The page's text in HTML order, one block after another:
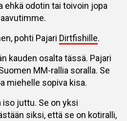
ehkä odotin tai toivoin jopa
pohti Pajari Dirtfishille.
kauden osalta tässä. Pajari
MM-rallia soralla. Se
miehelle sopiva kisa.
iso juttu. Se on yksi
siksi, että se on kotiralli,